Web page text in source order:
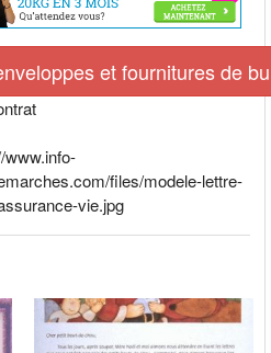
et fournitures de
www.info-
files/modele-lettre-
vie.jpg